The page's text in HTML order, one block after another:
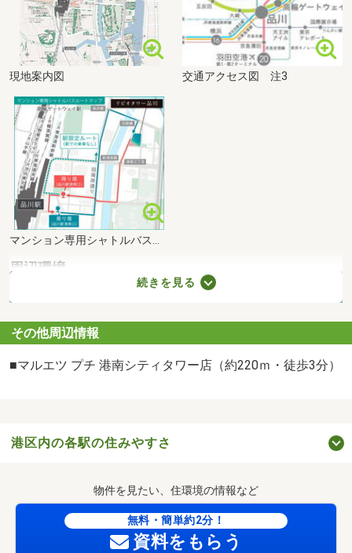
現地案内図 交通アクセス図 注3
マンション専用シャトルバスルートマップリビオタワー品川の敷地内より、住まいと品川駅港南口を結ぶマンション専用シャトルバスを運行します。
周辺環境
アトレ品川（約1000m／徒歩13分）
続きを見る
その他周辺情報
■マルエツ プチ 港南シティタワー店（約220ｍ・徒歩3分）
港区内の各駅の住みやすさ
物件を見たい、住環境の情報など
無料・簡単約2分！
資料をもらう